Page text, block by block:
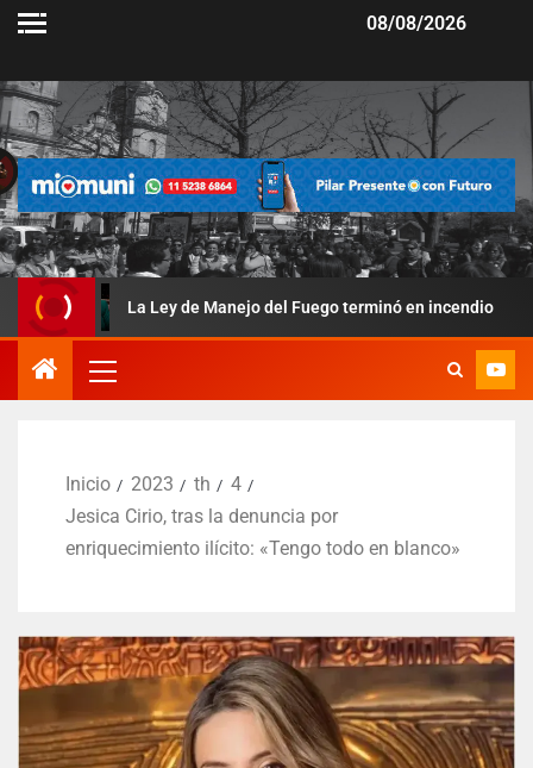
08/08/2026
La Ley de Manejo del Fuego terminó en incendio
Inicio 2023 th
4
Jesica Cirio, tras la denuncia por
enriquecimiento ilícito: «Tengo todo en blanco»